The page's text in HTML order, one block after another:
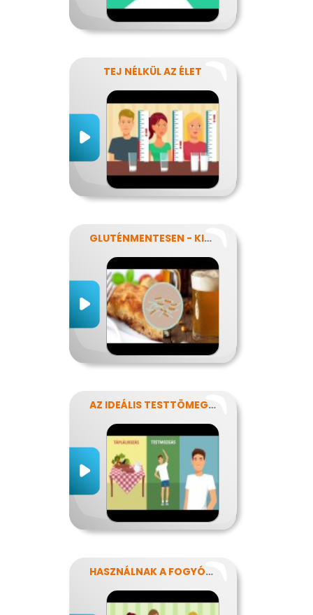
TEJ NÉLKÜL AZ ÉLET
GLUTÉNMENTESEN - KINEK IS?!
AZ IDEÁLIS TESTTÖMEG TITKAI
HASZNÁLNAK A FOGYÓKÚRÁK?